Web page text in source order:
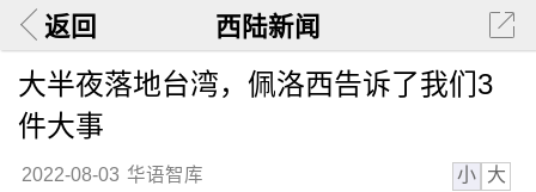
返回 西陆新闻
大半夜落地台湾，佩洛西告诉了我们3
件大事
2022-08-03 华语智库 小 大